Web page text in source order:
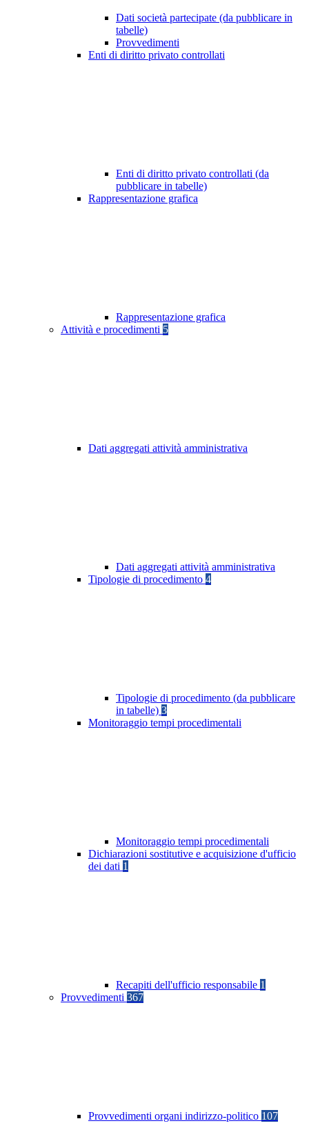
Dati società partecipate (da pubblicare in
tabelle)
Provvedimenti
Enti di diritto privato controllati
Enti di diritto privato controllati (da
pubblicare in tabelle)
Rappresentazione grafica
Rappresentazione grafica
Attività e procedimenti 5
Dati aggregati attività amministrativa
Dati aggregati attività amministrativa
Tipologie di procedimento 4
Tipologie di procedimento (da pubblicare
in tabelle) 3
Monitoraggio tempi procedimentali
Monitoraggio tempi procedimentali
Dichiarazioni sostitutive e acquisizione d'ufficio
dei dati 1
Recapiti dell'ufficio responsabile 1
Provvedimenti 367
Provvedimenti organi indirizzo-politico 107